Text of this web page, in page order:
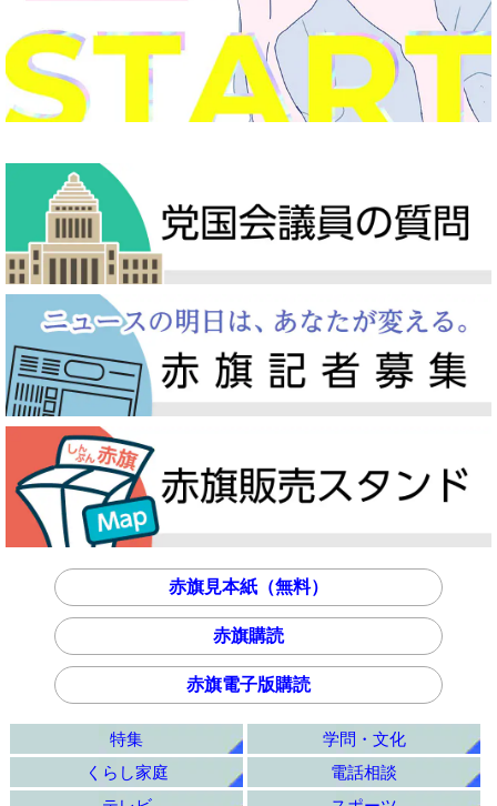
赤旗見本紙（無料）
赤旗購読
赤旗電子版購読
特集
学問・文化
くらし家庭
電話相談